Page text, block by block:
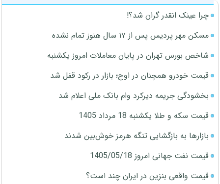
چرا عینک انقدر گران شد؟!
مسکن مهر پردیس پس از ۱۷ سال هنوز تمام نشده
شاخص بورس تهران در پایان معاملات امروز یکشنبه
قیمت خودرو همچنان در اوج؛ بازار در رکود قفل شد
بخشودگی جریمه دیرکرد وام بانک ملی اعلام شد
قیمت سکه و طلا یکشنبه 18 مرداد 1405
بازارها به بازگشایی تنگه هرمز خوش‌بین شدند
قیمت نفت جهانی امروز 1405/05/18
قیمت واقعی بنزین در ایران چند است؟